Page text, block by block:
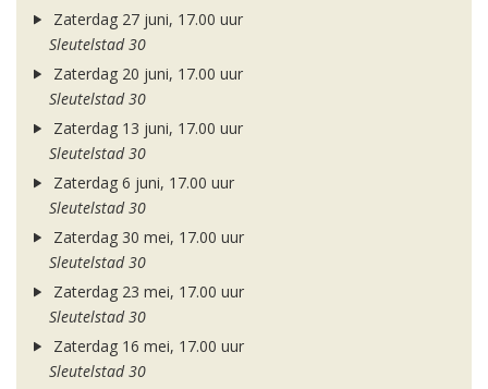
Zaterdag 27 juni, 17.00 uur
Sleutelstad 30
Zaterdag 20 juni, 17.00 uur
Sleutelstad 30
Zaterdag 13 juni, 17.00 uur
Sleutelstad 30
Zaterdag 6 juni, 17.00 uur
Sleutelstad 30
Zaterdag 30 mei, 17.00 uur
Sleutelstad 30
Zaterdag 23 mei, 17.00 uur
Sleutelstad 30
Zaterdag 16 mei, 17.00 uur
Sleutelstad 30